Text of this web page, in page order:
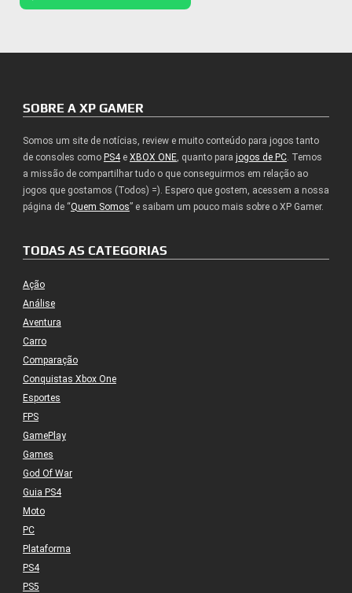
SOBRE A XP GAMER
Somos um site de notícias, review e muito conteúdo para jogos tanto
de consoles como PS4e XBOX ONE, quanto para jogos de PC. Temos
a missão de compartilhar tudo o que conseguirmos em relação ao
jogos que gostamos (Todos) =). Espero que gostem, acessem a nossa
página de “Quem Somos” e saibam um pouco mais sobre o XP Gamer.
TODAS AS CATEGORIAS
Ação
Análise
Aventura
Carro
Comparação
Conquistas Xbox One
Esportes
FPS
GamePlay
Games
God Of War
Guia PS4
Moto
PC
Plataforma
PS4
PS5